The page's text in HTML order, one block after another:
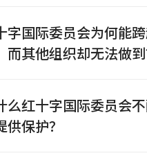
字国际委员会为何能
而其他组织却无法做到
么红十字国际委员会
供保护？